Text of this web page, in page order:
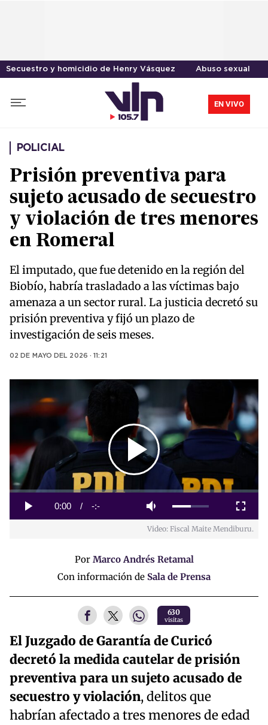
Secuestro y homicidio de Henry Vásquez Abuso sexual
EN VIVO
POLICIAL
Prisión preventiva para
sujeto acusado de secuestro
y violación de tres menores
en Romeral
El imputado, que fue detenido en la región del
Biobío, habría trasladado a las víctimas bajo
amenaza a un sector rural. La justicia decretó su
prisión preventiva y fijó un plazo de
investigación de seis meses.
02 DE MAYO DEL 2026 · 11:21
Play
Video
Play Mute
Current
0:00 / Duration
-:-
Loaded:
Fullscreen
Video: Fiscal Maite Mendiburu.
Por Marco Andrés Retamal
Con información de Sala de Prensa
630
visitas
El Juzgado de Garantía de Curicó
decretó la medida cautelar de prisión
preventiva para un sujeto acusado de
secuestro y violación, delitos que
habrían afectado a tres menores de edad